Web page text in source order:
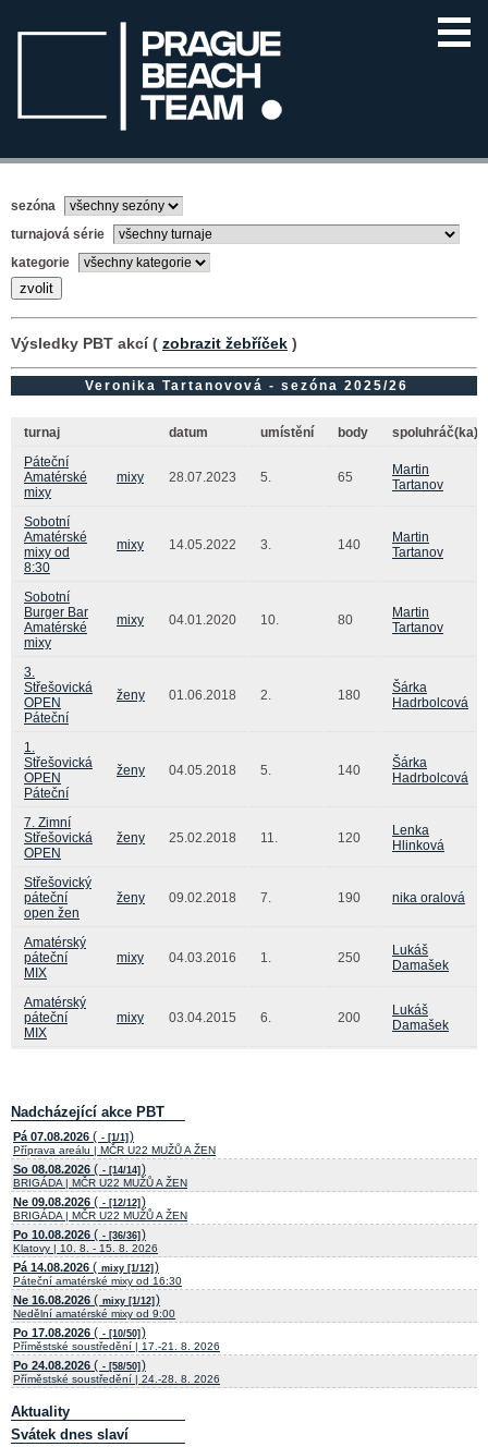
sezóna
turnajová série
kategorie
Výsledky PBT akcí ( zobrazit žebříček )
Veronika Tartanovová - sezóna 2025/26
turnaj datum umístění body
spoluhráč(ka)
Páteční
Amatérské
mixy
mixy 28.07.2023 5. 65
Martin
Tartanov
Sobotní
Amatérské
mixy od
8:30
mixy 14.05.2022 3. 140
Martin
Tartanov
Sobotní
Burger Bar
Amatérské
mixy
mixy 04.01.2020 10. 80
Martin
Tartanov
3.
Střešovická
OPEN
Páteční
ženy 01.06.2018 2. 180
Šárka
Hadrbolcová
1.
Střešovická
OPEN
Páteční
ženy 04.05.2018 5. 140
Šárka
Hadrbolcová
7. Zimní
Střešovická
OPEN
ženy 25.02.2018 11. 120
Lenka
Hlinková
Střešovický
páteční
open žen
ženy 09.02.2018 7. 190 nika oralová
Amatérský
páteční
MIX
mixy 04.03.2016 1. 250
Lukáš
Damašek
Amatérský
páteční
MIX
mixy 03.04.2015 6. 200
Lukáš
Damašek
Nadcházející akce PBT
Pá 07.08.2026 ( - [1/1] )
Příprava areálu | MČR U22 MUŽŮ A ŽEN
So 08.08.2026 ( - [14/14] )
BRIGÁDA | MČR U22 MUŽŮ A ŽEN
Ne 09.08.2026 ( - [12/12] )
BRIGÁDA | MČR U22 MUŽŮ A ŽEN
Po 10.08.2026 ( - [36/36] )
Klatovy | 10. 8. - 15. 8. 2026
Pá 14.08.2026 ( mixy [1/12] )
Páteční amatérské mixy od 16:30
Ne 16.08.2026 ( mixy [1/12] )
Nedělní amatérské mixy od 9:00
Po 17.08.2026 ( - [10/50] )
Příměstské soustředění | 17.-21. 8. 2026
Po 24.08.2026 ( - [58/50] )
Příměstské soustředění | 24.-28. 8. 2026
Aktuality
Svátek dnes slaví